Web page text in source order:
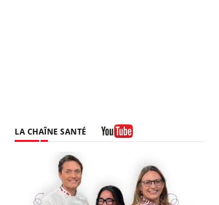
LA CHAÎNE SANTÉ